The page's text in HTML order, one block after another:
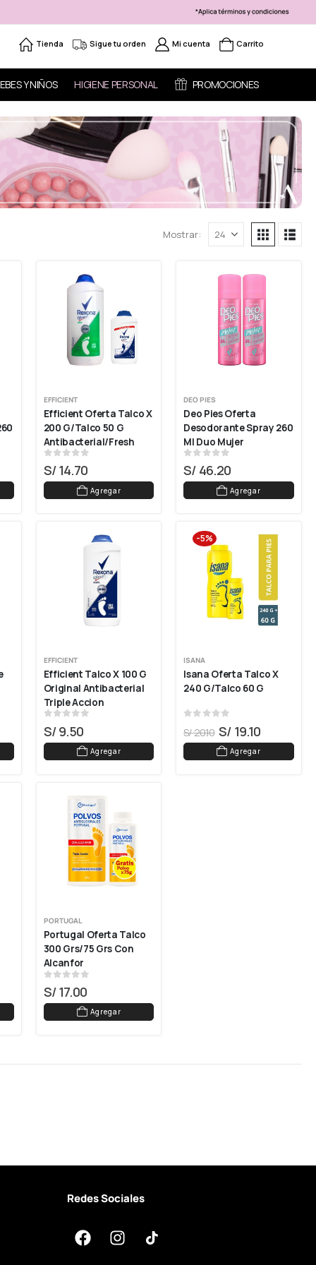
Tienda Sigue tu orden Mi cuenta Carrito
Y NIÑOS HIGIENE PERSONAL PROMOCIONES
Mostrar:
EFFICIENT
Efficient Oferta Talco X
200 G/talco 50 G
Antibacterial/fresh
S/14.70
Agregar
DEO PIES
Deo Pies Oferta
Desodorante Spray 260
Ml Duo Mujer
S/ 46.20
Agregar
EFFICIENT
Efficient Talco X 100 G
Original Antibacterial
Triple Accion
S/9.50
Agregar
-5%
ISANA
Isana Oferta Talco X
240 G/talco 60 G
S/20.10 S/ 19.10
Agregar
PORTUGAL
Portugal Oferta Talco
300 Grs/75 Grs Con
Alcanfor
S/17.00
Agregar
Redes Sociales